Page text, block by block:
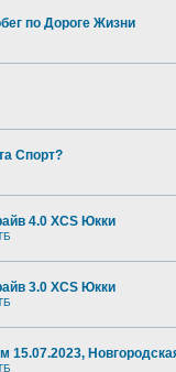
по Дороге Жизни
Спорт?
4.0 XCS Юкки
3.0 XCS Юкки